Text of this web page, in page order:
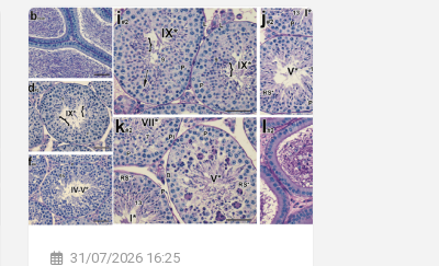
31/07/2026 16:25